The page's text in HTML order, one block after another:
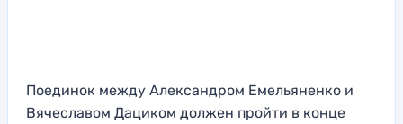
Поединок между Александром Емельяненко и
Вячеславом Дациком должен пройти в конце